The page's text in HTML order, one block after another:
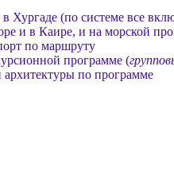
Хургаде (по системе все
и в Каире, и на морской
по маршруту
программе (
по программе